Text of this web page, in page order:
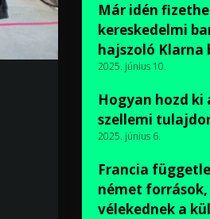
Már idén
kereskedelmi
hajszoló
2025. június 10.
Hogyan hozd ki
szellemi
2025. június 6.
Francia
német források,
vélekednek a